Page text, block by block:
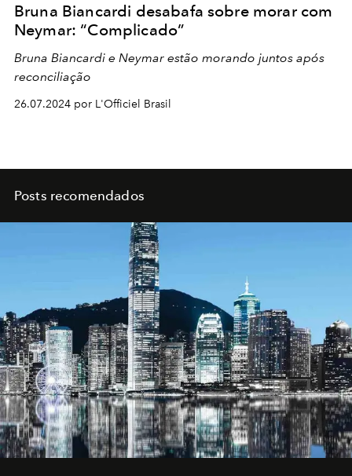
Bruna Biancardi desabafa sobre morar com
Neymar: “Complicado”
Bruna Biancardi e Neymar estão morando juntos após
reconciliação
26.07.2024 por L'Officiel Brasil
Posts recomendados